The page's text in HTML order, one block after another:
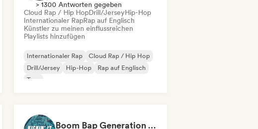
> 1300 Antworten gegeben
Cloud Rap / Hip HopDrill/JerseyHip-Hop
Internationaler RapRap auf Englisch
Künstler zu meinen einflussreichen
Playlists hinzufügen
Internationaler Rap
Cloud Rap / Hip Hop
Drill/Jersey
Hip-Hop
Rap auf Englisch
Trap
Boom Bap Generation 💥 Underground Hip-Hop, East Coast & Jazz Rap